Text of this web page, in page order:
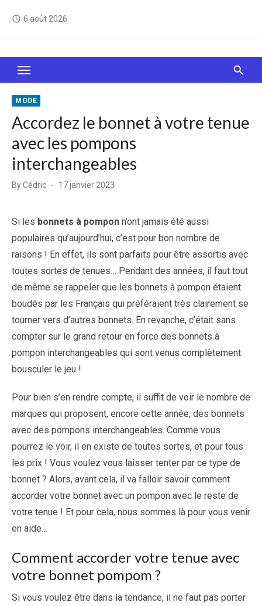
access_time 6 août 2026
Le Web, c'est comme une boîte de chocolats… On
sait jamais sur quoi on va tomber !
MODE
Accordez le bonnet à votre tenue
avec les pompons
interchangeables
ByCédric
Posted
17 janvier 2023
Si les bonnets à pompon n’ont jamais été aussi
populaires qu’aujourd’hui, c’est pour bon nombre de
raisons ! En effet, ils sont parfaits pour être assortis avec
toutes sortes de tenues… Pendant des années, il faut tout
de même se rappeler que les bonnets à pompon étaient
boudés par les Français qui préféraient très clairement se
tourner vers d’autres bonnets. En revanche, c’était sans
compter sur le grand retour en force des bonnets à
pompon interchangeables qui sont venus complètement
bousculer le jeu !
Pour bien s’en rendre compte, il suffit de voir le nombre de
marques qui proposent, encore cette année, des bonnets
avec des pompons interchangeables. Comme vous
pourrez le voir, il en existe de toutes sortes, et pour tous
les prix ! Vous voulez vous laisser tenter par ce type de
bonnet ? Alors, avant cela, il va falloir savoir comment
accorder votre bonnet avec un pompon avec le reste de
votre tenue ! Et pour cela, nous sommes là pour vous venir
en aide…
Comment accorder votre tenue avec
votre bonnet pompom ?
Si vous voulez être dans la tendance, il ne faut pas porter